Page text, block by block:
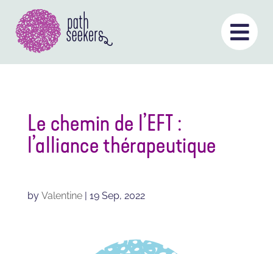
contenu

Le chemin de l’EFT :
l’alliance thérapeutique
by Valentine| 19 Sep, 2022